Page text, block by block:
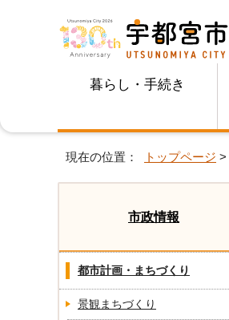
暮らし・手続き
現在の位置： トップページ >
市政情報
都市計画・まちづくり
景観まちづくり